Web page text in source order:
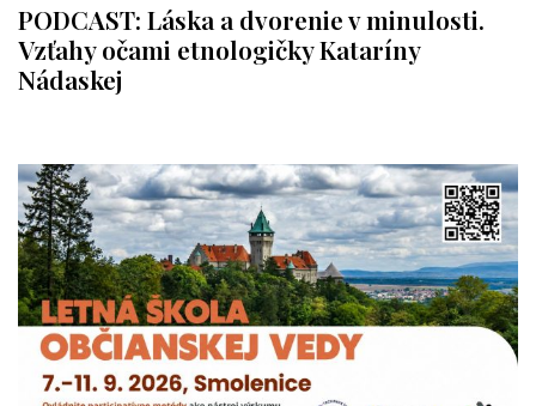
PODCAST: Láska a dvorenie v minulosti.
Vzťahy očami etnologičky Kataríny
Nádaskej